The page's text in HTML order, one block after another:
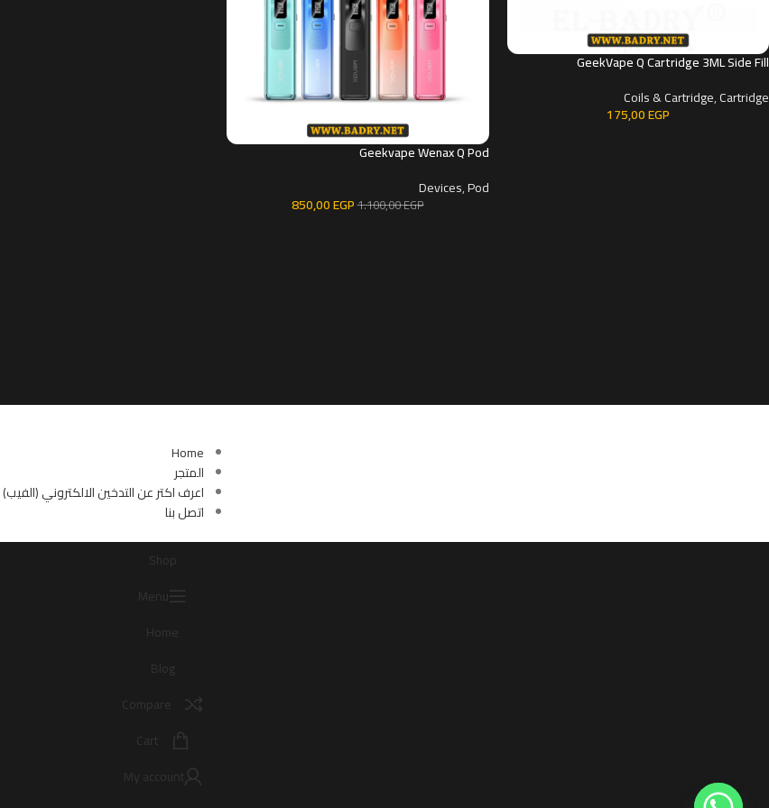
GeekVape Q Cartridge 3ML Side Fill
Coils & Cartridge,Cartridge
175,00EGP
Geekvape Wenax Q Pod
Devices,Pod
1.100,00EGP
850,00EGP
Home
المتجر
اعرف اكتر عن التدخين الالكتروني (الفيب)
اتصل بنا
Shop
Menu
Home
Blog
Compare
Cart
My account